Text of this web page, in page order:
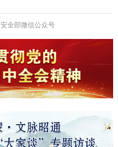
全部微信公众号